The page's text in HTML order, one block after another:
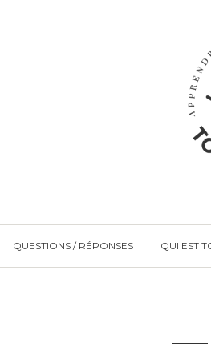
QUESTIONS / RÉPONSES QUI EST